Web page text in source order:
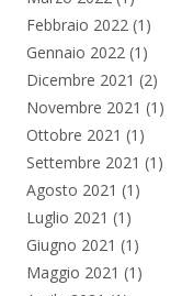
Febbraio 2022 (1)
Gennaio 2022 (1)
Dicembre 2021 (2)
Novembre 2021 (1)
Ottobre 2021 (1)
Settembre 2021 (1)
Agosto 2021 (1)
Luglio 2021 (1)
Giugno 2021 (1)
Maggio 2021 (1)